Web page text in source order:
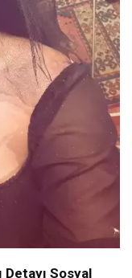
Sosyal